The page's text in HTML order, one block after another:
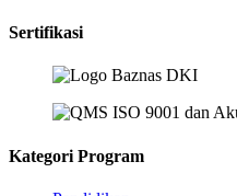
Sertifikasi
Kategori Program